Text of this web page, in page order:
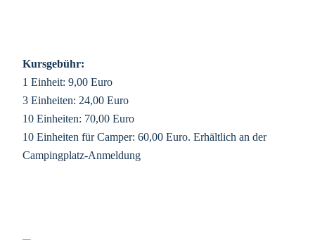
Kursgebühr:
1 Einheit: 9,00 Euro
3 Einheiten: 24,00 Euro
10 Einheiten: 70,00 Euro
10 Einheiten für Camper: 60,00 Euro. Erhältlich an der
Campingplatz-Anmeldung